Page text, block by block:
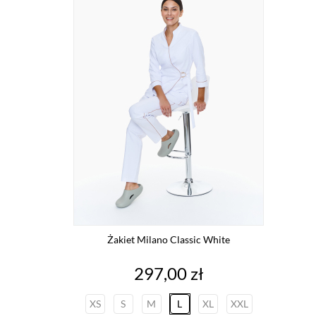
Żakiet Milano Classic White
Cena
297,00 zł
XS S M L XL XXL